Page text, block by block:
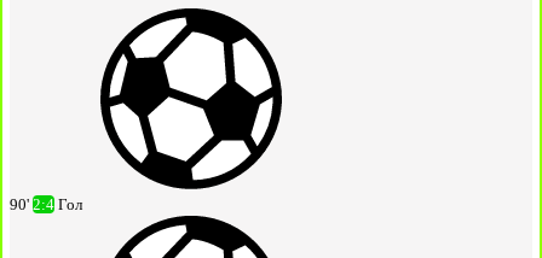
90' 2:4 Гол